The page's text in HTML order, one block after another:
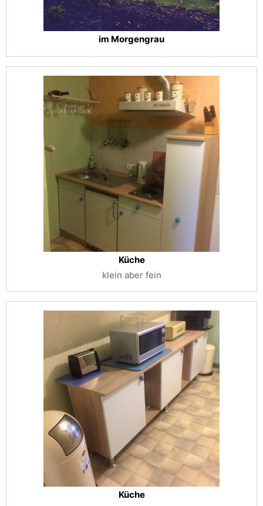
im Morgengrau
Küche
klein aber fein
Küche